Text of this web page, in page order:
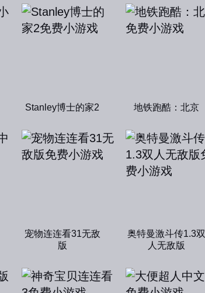
Stanley博士的家2 地铁跑酷：北京
宠物连连看31无敌
版
奥特曼激斗传1.3双
人无敌版